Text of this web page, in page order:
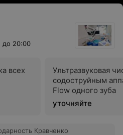
до 20:00
всех
Ультразвуковая
содоструйным
Flow одного зуба
уточняйте
Кравченко